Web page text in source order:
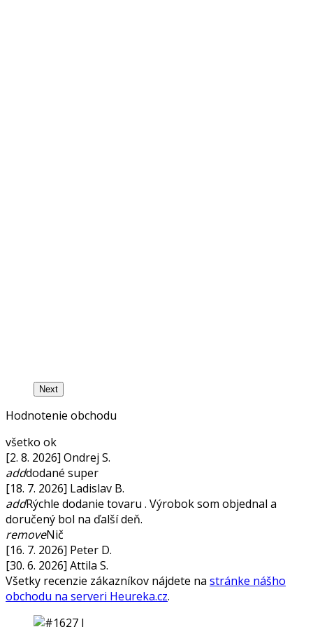
Next
Hodnotenie obchodu
všetko ok
[2. 8. 2026] Ondrej S.
adddodané super
[18. 7. 2026] Ladislav B.
addRýchle dodanie tovaru . Výrobok som objednal a
doručený bol na ďalší deň.
removeNič
[16. 7. 2026] Peter D.
[30. 6. 2026] Attila S.
Všetky recenzie zákazníkov nájdete na stránke nášho
obchodu na serveri Heureka.cz.